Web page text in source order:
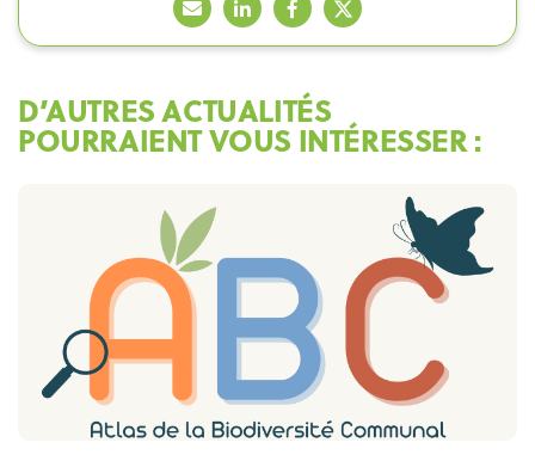
D’AUTRES ACTUALITÉS
POURRAIENT VOUS INTÉRESSER :